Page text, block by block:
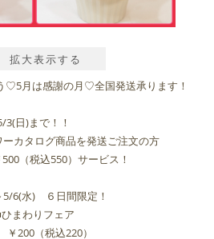
拡大表示する
♡5月は感謝の月♡全国発送承ります！
3(日)まで！！
カタログ商品を発送ご注文の方
（税込550）サービス！
5/6(水) ６日間限定！
まわりフェア
200（税込220）